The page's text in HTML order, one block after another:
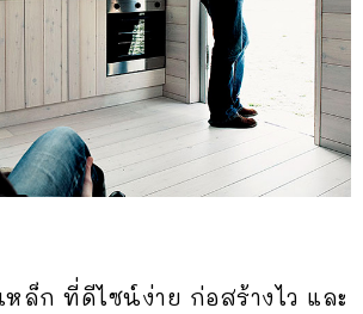
หล็ก ที่ดีไซน์ง่าย ก่อสร้างไว และ